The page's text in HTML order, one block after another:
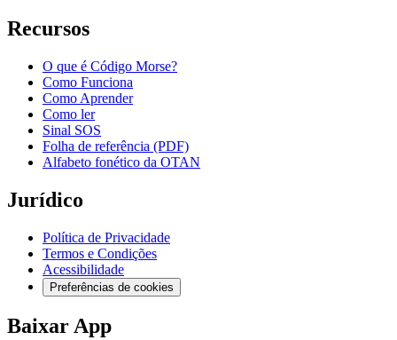
Recursos
O que é Código Morse?
Como Funciona
Como Aprender
Como ler
Sinal SOS
Folha de referência (PDF)
Alfabeto fonético da OTAN
Jurídico
Política de Privacidade
Termos e Condições
Acessibilidade
Preferências de cookies
Baixar App